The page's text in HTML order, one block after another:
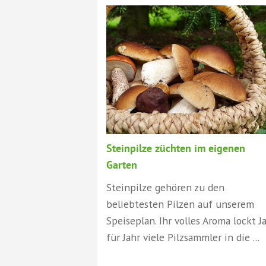
Steinpilze züchten im eigenen
Garten
Steinpilze gehören zu den
beliebtesten Pilzen auf unserem
Speiseplan. Ihr volles Aroma lockt
für Jahr viele Pilzsammler in die ...